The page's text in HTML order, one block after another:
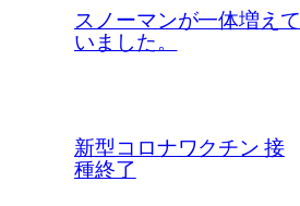
スノーマンが一体増えて
いました。
新型コロナワクチン 接
種終了